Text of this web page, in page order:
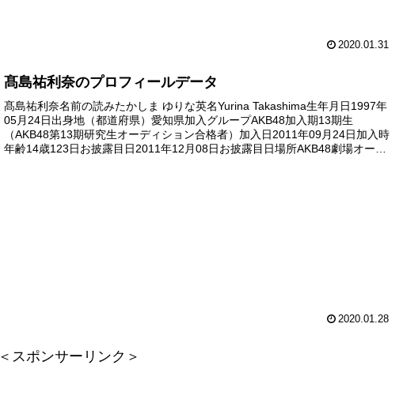
2020.01.31
髙島祐利奈のプロフィールデータ
髙島祐利奈名前の読みたかしま ゆりな英名Yurina Takashima生年月日1997年
05月24日出身地（都道府県）愛知県加入グループAKB48加入期13期生
（AKB48第13期研究生オーディション合格者）加入日2011年09月24日加入時
年齢14歳123日お披露目日2011年12月08日お披露目日場所AKB48劇場オープ
2020.01.28
＜スポンサーリンク＞